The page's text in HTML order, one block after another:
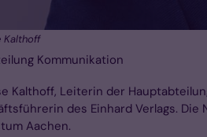
Kalthoff
Kommunikation
Kalthoff, Leiterin der
des Einhard Verlags.
Aachen.